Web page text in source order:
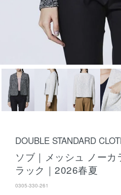
DOUBLE STANDARD
ソブ｜メッシュ ノー
ラック｜2026春夏
0305-330-261